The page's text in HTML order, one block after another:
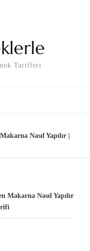
Tarifleri
Nasıl Yapılır |
Makarna Nasıl Yapılır